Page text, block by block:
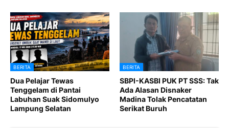
BERITA
Dua Pelajar Tewas
Tenggelam di Pantai
Labuhan Suak Sidomulyo
Lampung Selatan
BERITA
SBPI-KASBI PUK PT SSS: Tak
Ada Alasan Disnaker
Madina Tolak Pencatatan
Serikat Buruh